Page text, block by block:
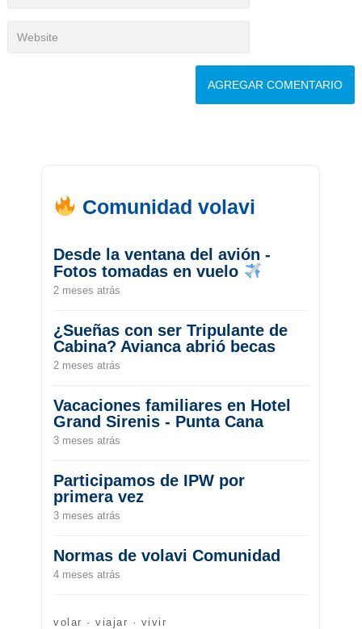
Comunidad volavi
Desde la ventana del avión -
Fotos tomadas en vuelo
2 meses atrás
¿Sueñas con ser Tripulante de
Cabina? Avianca abrió becas
2 meses atrás
Vacaciones familiares en Hotel
Grand Sirenis - Punta Cana
3 meses atrás
Participamos de IPW por
primera vez
3 meses atrás
Normas de volavi Comunidad
4 meses atrás
volar · viajar · vivir